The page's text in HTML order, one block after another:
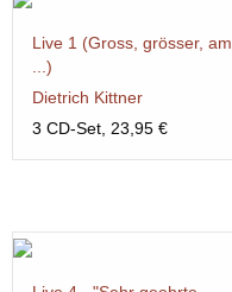
Live 1 (Gross, grösser, am
...)
Dietrich Kittner
3 CD-Set, 23,95 €